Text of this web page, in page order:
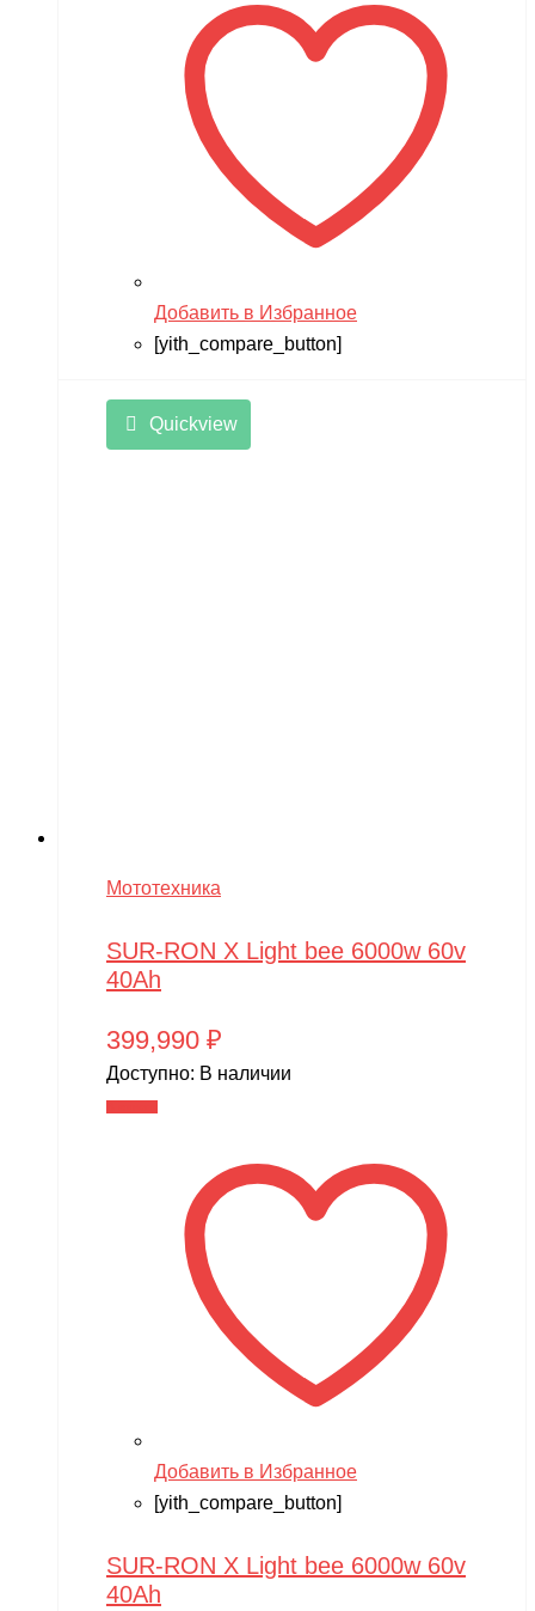
Добавить в Избранное
[yith_compare_button]
Quickview
Мототехника
SUR-RON X Light bee 6000w 60v
40Ah
399,990 ₽
Доступно: В наличии
Добавить в Избранное
[yith_compare_button]
SUR-RON X Light bee 6000w 60v
40Ah